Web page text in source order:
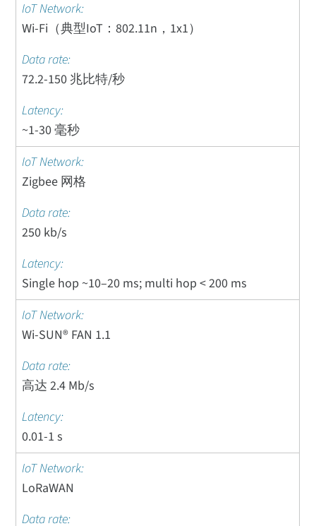
Wi-Fi（典型IoT：802.11n，1x1）
72.2-150 兆比特/秒
~1-30 毫秒
Zigbee 网格
250 kb/s
Single hop ~10–20 ms; multi hop < 200 ms
Wi-SUN® FAN 1.1
高达 2.4 Mb/s
0.01-1 s
LoRaWAN